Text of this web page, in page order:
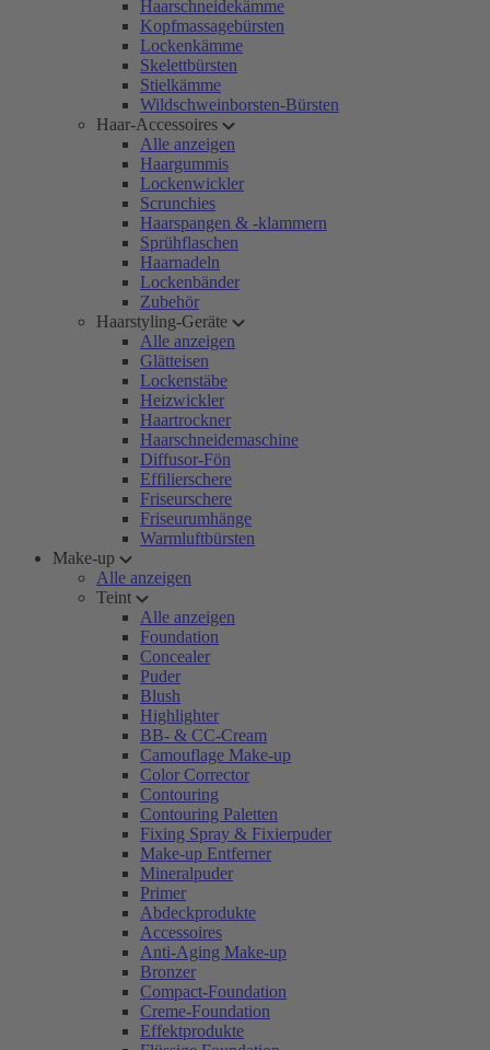
Haarschneidekämme
Kopfmassagebürsten
Lockenkämme
Skelettbürsten
Stielkämme
Wildschweinborsten-Bürsten
Haar-Accessoires
Alle anzeigen
Haargummis
Lockenwickler
Scrunchies
Haarspangen & -klammern
Sprühflaschen
Haarnadeln
Lockenbänder
Zubehör
Haarstyling-Geräte
Alle anzeigen
Glätteisen
Lockenstäbe
Heizwickler
Haartrockner
Haarschneidemaschine
Diffusor-Fön
Effilierschere
Friseurschere
Friseurumhänge
Warmluftbürsten
Make-up
Alle anzeigen
Teint
Alle anzeigen
Foundation
Concealer
Puder
Blush
Highlighter
BB- & CC-Cream
Camouflage Make-up
Color Corrector
Contouring
Contouring Paletten
Fixing Spray & Fixierpuder
Make-up Entferner
Mineralpuder
Primer
Abdeckprodukte
Accessoires
Anti-Aging Make-up
Bronzer
Compact-Foundation
Creme-Foundation
Effektprodukte